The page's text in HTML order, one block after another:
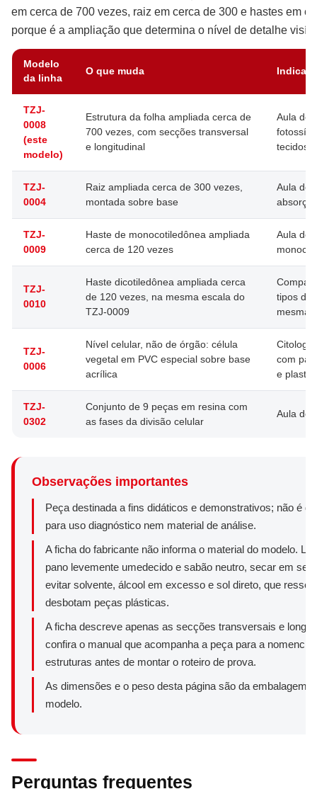
em cerca de 700 vezes, raiz em cerca de 300 e hastes em
porque é a ampliação que determina o nível de detalhe
Modelo
da linha
O que muda
TZJ-
0008
(este
modelo)
Estrutura da folha ampliada cerca de
700 vezes, com secções transversal
e longitudinal
Aula de
tecidos
TZJ-
0004
Raiz ampliada cerca de 300 vezes,
montada sobre base
Aula de
TZJ-
0009
Haste de monocotiledônea ampliada
cerca de 120 vezes
Aula de
TZJ-
0010
Haste dicotiledônea ampliada cerca
de 120 vezes, na mesma escala do
TZJ-0009
tipos de
mesma
TZJ-
0006
Nível celular, não de órgão: célula
vegetal em PVC especial sobre base
acrílica
com
e
TZJ-
0302
Conjunto de 9 peças em resina com
as fases da divisão celular
Aula de
Observações importantes
Peça destinada a fins didáticos e demonstrativos; não é
para uso diagnóstico nem material de análise.
A ficha do fabricante não informa o material do modelo.
pano levemente umedecido e sabão neutro, secar em
evitar solvente, álcool em excesso e sol direto, que
desbotam peças plásticas.
A ficha descreve apenas as secções transversais e
confira o manual que acompanha a peça para a
estruturas antes de montar o roteiro de prova.
As dimensões e o peso desta página são da embalagem,
modelo.
Perguntas frequentes